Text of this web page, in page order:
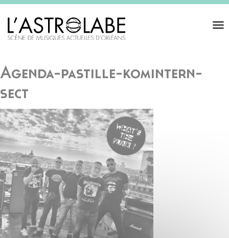
Toggle
Agenda-pastille-komintern-
sect